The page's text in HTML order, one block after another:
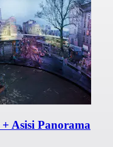
Asisi Panorama